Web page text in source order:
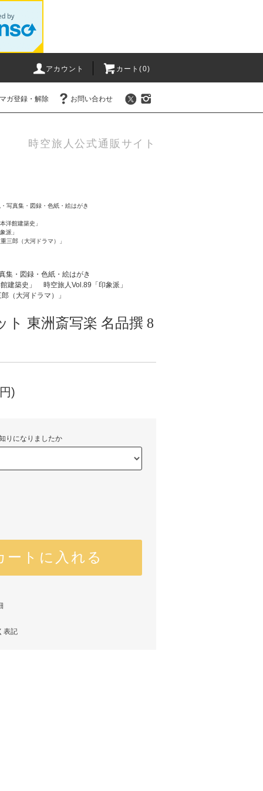
アカウント カート(0)
ガ登録・解除 お問い合わせ
時空旅人公式通販サイト
写真集・図録・色紙・絵はがき
洋館建築史」
派」
三郎（大河ドラマ）」
集・図録・色紙・絵はがき
建築史」
時空旅人Vol.89「印象派」
（大河ドラマ）」
ト 東洲斎写楽 名品撰 8
)
りになりましたか
ートに入れる
表記